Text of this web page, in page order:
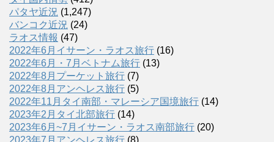
パタヤ近況 (1,247)
バンコク近況 (24)
ラオス情報 (47)
2022年6月イサーン・ラオス旅行 (16)
2022年6月・7月ベトナム旅行 (13)
2022年8月プーケット旅行 (7)
2022年8月アンヘレス旅行 (5)
2022年11月タイ南部・マレーシア国境旅行 (14)
2023年2月タイ北部旅行 (14)
2023年6月~7月イサーン・ラオス南部旅行 (20)